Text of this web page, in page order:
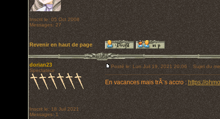
Inscrit le: 05 Oct 2008
Messages: 27
Revenir en haut de page
dorian23
Spectateur
Inscrit le: 18 Juil 2021
Messages: 1
Posté le: Lun Juil 19, 2021 20:06 Sujet du
En vacances mais trÃ¨s accro :https://